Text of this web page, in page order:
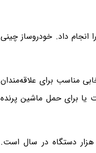
داد. خودروساز چینی
مناسب برای علاقه‌مندان
یا برای حمل ماشین پرنده
دستگاه در سال است.